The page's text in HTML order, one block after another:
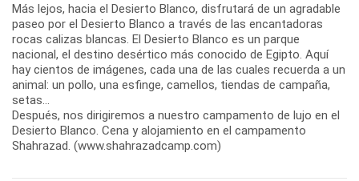
Más lejos, hacia el Desierto Blanco, disfrutará de un agradable
paseo por el Desierto Blanco a través de las encantadoras
rocas calizas blancas. El Desierto Blanco es un parque
nacional, el destino desértico más conocido de Egipto. Aquí
hay cientos de imágenes, cada una de las cuales recuerda a un
animal: un pollo, una esfinge, camellos, tiendas de campaña,
setas...
Después, nos dirigiremos a nuestro campamento de lujo en el
Desierto Blanco. Cena y alojamiento en el campamento
Shahrazad. (www.shahrazadcamp.com)